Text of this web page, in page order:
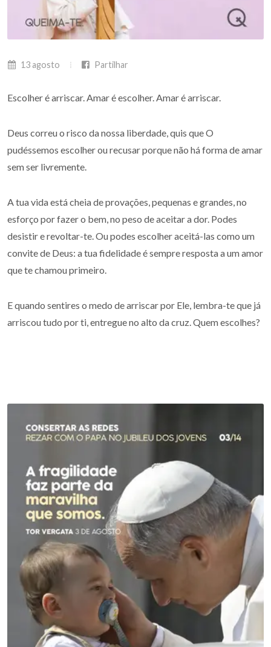
13 agosto Partilhar
Escolher é arriscar. Amar é escolher. Amar é arriscar.
Deus correu o risco da nossa liberdade, quis que O
pudéssemos escolher ou recusar porque não há forma de amar
sem ser livremente.
A tua vida está cheia de provações, pequenas e grandes, no
esforço por fazer o bem, no peso de aceitar a dor. Podes
desistir e revoltar-te. Ou podes escolher aceitá-las como um
convite de Deus: a tua fidelidade é sempre resposta a um amor
que te chamou primeiro.
E quando sentires o medo de arriscar por Ele, lembra-te que já
arriscou tudo por ti, entregue no alto da cruz. Quem escolhes?